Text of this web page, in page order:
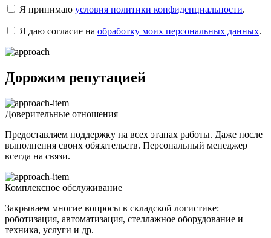
Я принимаю условия политики конфиденциальности.
Я даю согласие на обработку моих персональных данных.
Дорожим репутацией
Доверительные отношения
Предоставляем поддержку на всех этапах работы. Даже после
выполнения своих обязательств. Персональный менеджер
всегда на связи.
Комплексное обслуживание
Закрываем многие вопросы в складской логистике:
роботизация, автоматизация, стеллажное оборудование и
техника, услуги и др.